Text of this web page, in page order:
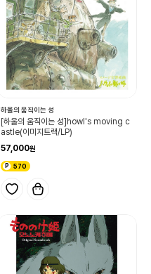
하울의 움직이는 성
[하울의 움직이는 성]howl's moving c
astle(이미지트랙/LP)
57,000
570